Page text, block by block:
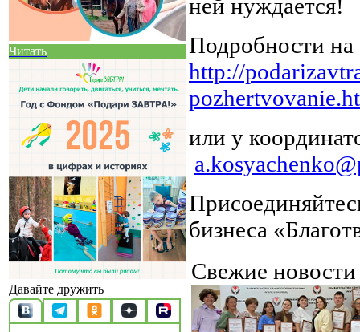
Читать
Давайте дружить
ней нуждается!
Подробности
http://
или у
бизнеса
Свежие